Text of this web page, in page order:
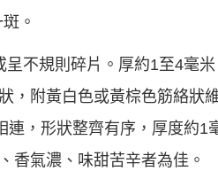
。
不規則碎片。厚約1至4毫
，附黃白色或黃棕色筋絡狀
，形狀整齊有序，厚度約
香氣濃、味甜苦辛者為佳。